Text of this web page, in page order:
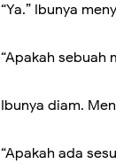
“Ya.” Ibunya
“Apakah sebuah
Ibunya diam.
“Apakah ada